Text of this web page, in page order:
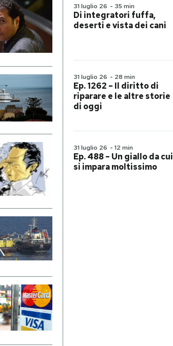
31 luglio 26 - 35 min
Di integratori fuffa,
deserti e vista dei cani
31 luglio 26 - 28 min
Ep. 1262 – Il diritto di
riparare e le altre storie
di oggi
31 luglio 26 - 12 min
Ep. 488 – Un giallo da cui
si impara moltissimo